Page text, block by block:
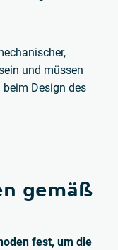
und müssen
Design des
gemäß
fest, um die